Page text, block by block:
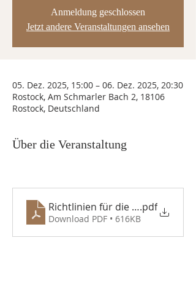
Anmeldung geschlossen
Jetzt andere Veranstaltungen ansehen
05. Dez. 2025, 15:00 – 06. Dez. 2025, 20:30
Rostock, Am Schmarler Bach 2, 18106
Rostock, Deutschland
Über die Veranstaltung
Richtlinien für die .pdf
Download PDF • 616KB